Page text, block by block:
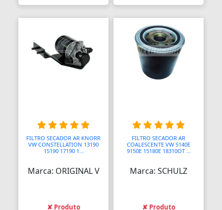
FILTRO SECADOR AR KNORR
VW CONSTELLATION 13190
15190 17190 1...
Marca: ORIGINAL V
✘ Produto
FILTRO SECADOR AR
COALESCENTE VW 5140E
9150E 15180E 18310OT ...
Marca: SCHULZ
✘ Produto